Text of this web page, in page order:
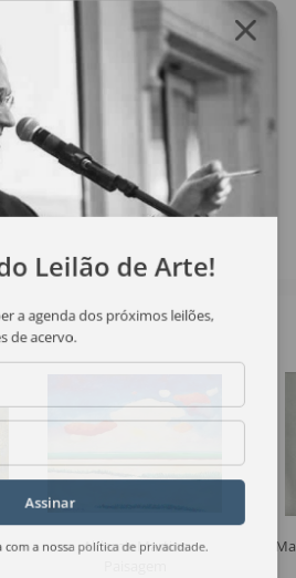
Aldemir Martins
Leilão de Arte!
a agenda dos próximos leilões,
de acervo.
Assinar
com a nossa política de privacidade